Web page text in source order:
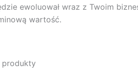
ewoluował wraz z Twoim
wartość.
produkty